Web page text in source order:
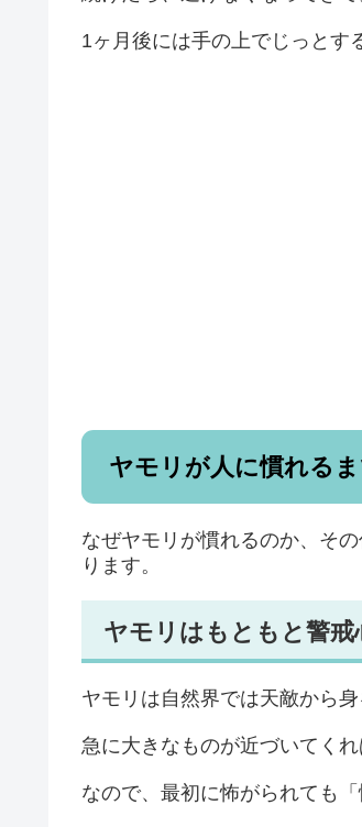
1ヶ月後には手の上でじっとす
ヤモリが人に慣れる
なぜヤモリが慣れるのか、そ
ります。
ヤモリはもともと警戒
ヤモリは自然界では天敵から
急に大きなものが近づいてく
なので、最初に怖がられても